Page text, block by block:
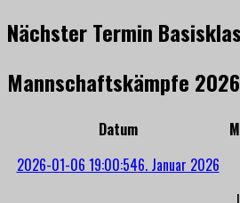
Nächster Termin
Mannschaftskämpfe 2026
Datum
2026-01-06 19:00:546. Januar 2026